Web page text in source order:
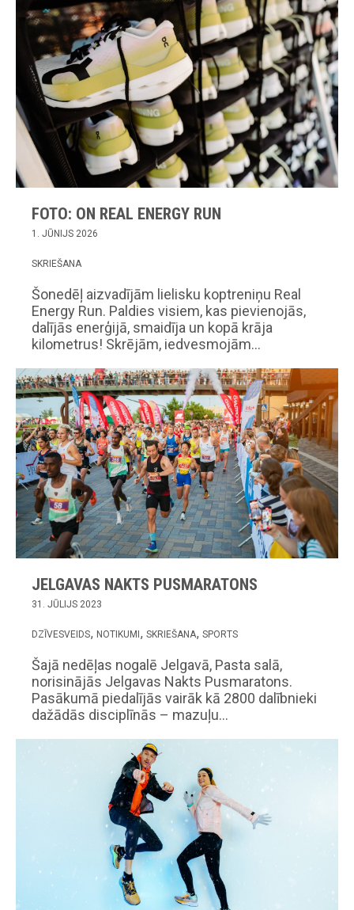
FOTO: ON REAL ENERGY RUN
1. JŪNIJS 2026
SKRIEŠANA
Šonedēļ aizvadījām lielisku koptreniņu Real
Energy Run. Paldies visiem, kas pievienojās,
dalījās enerģijā, smaidīja un kopā krāja
kilometrus! Skrējām, iedvesmojām…
JELGAVAS NAKTS PUSMARATONS
31. JŪLIJS 2023
DZĪVESVEIDS NOTIKUMI SKRIEŠANA SPORTS
Šajā nedēļas nogalē Jelgavā, Pasta salā,
norisinājās Jelgavas Nakts Pusmaratons.
Pasākumā piedalījās vairāk kā 2800 dalībnieki
dažādās disciplīnās – mazuļu…